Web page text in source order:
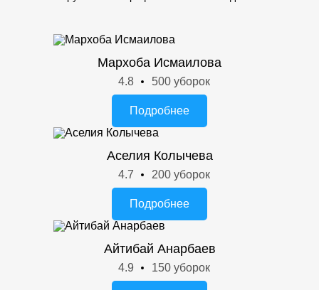
Мархоба Исмаилова
4.8 500 уборок
Подробнее
Аселия Колычева
4.7 200 уборок
Подробнее
Айтибай Анарбаев
4.9 150 уборок